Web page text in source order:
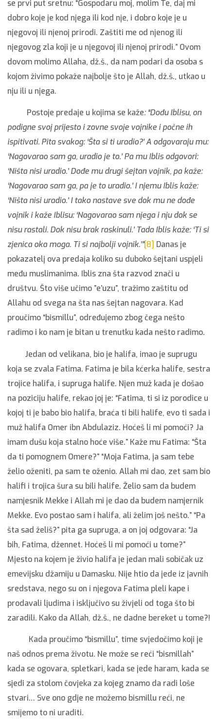
se prvi put sretnu: “Gospodaru moj, molim Te, daj mi
dobro koje je kod njega ili kod nje, i dobro koje je u
njegovoj ili njenoj prirodi. Zaštiti me od njenog ili
njegovog zla koji je u njegovoj ili njenoj prirodi.” Ovom
dovom molimo Allaha, dž.š., da nam podari da osoba s
kojom živimo pokaže najbolje što je Allah, dž.š., utkao u
nju ili u njega.
Postoje predaje u kojima se kaže: “Dođu Iblisu, on
podigne svoj prijesto i zovne svoje vojnike i počne ih
ispitivati. Pita svakog: ‘Šta si ti uradio?’ A odgovaraju mu:
‘Nagovarao sam ga, uradio je to.’ Pa mu Iblis odgovori:
‘Ništa nisi uradio.’ Dođe mu drugi šejtan vojnik, pa kaže:
‘Nagovarao sam ga, pa je to uradio.’ I njemu Iblis kaže:
‘Ništa nisi uradio.’ I tako nastave sve dok mu ne dođe
vojnik i kaže Iblisu: ‘Nagovarao sam njega i nju dok se
nisu rastali. Dok nisu brak raskinuli.’ Tada Iblis kaže: ‘Ti si
zjenica oka moga. Ti si najbolji vojnik.’”[8] Danas je
pokazatelj ova predaja koliko su duboko šejtani uspjeli
među muslimanima. Iblis zna šta razvod znači u
društvu. Što više učimo ”e’uzu”, tražimo zaštitu od
Allahu od svega na šta nas šejtan nagovara. Kad
proučimo “bismillu”, određujemo zbog čega nešto
radimo i ko nam je bitan u trenutku kada nešto radimo.
Jedan od velikana, bio je halifa, imao je suprugu
koja se zvala Fatima. Fatima je bila kćerka halife, sestra
trojice halifa, i supruga halife. Njen muž kada je došao
na poziciju halife, rekao joj je: “Fatima, ti si iz porodice u
kojoj ti je babo bio halifa, braća ti bili halife, evo ti sada i
muž halifa Omer ibn Abdulaziz. Hoćeš li mi pomoći? Ja
imam dušu koja stalno hoće više.” Kaže mu Fatima: “Šta
da ti pomognem Omere?” “Moja Fatima, ja sam tebe
želio oženiti, pa sam te oženio. Allah mi dao, zet sam bio
halifi i trojica šura su bili halife. Želio sam da budem
namjesnik Mekke i Allah mi je dao da budem namjernik
Mekke. Evo postao sam i halifa, ali želim još nešto.” “Pa
šta sad želiš?” pita ga supruga, a on joj odgovara: “Ja
bih, Fatima, džennet. Hoćeš li mi pomoći u tome?”
Mjesto na kojem je živio halifa je jedan mali sobičak uz
emevijsku džamiju u Damasku. Nije htio da jede iz javnih
sredstava, nego su on i njegova Fatima pleli kape i
prodavali ljudima i isključivo su živjeli od toga što bi
zaradili. Kako da Allah, dž.š., ne dadne bereket u tome?!
Kada proučimo “bismillu”, time svjedočimo koji je
naš odnos prema životu. Ne može se reći “bismillah”
kada se ogovara, spletkari, kada se jede haram, kada se
sjedi za stolom čovjeka za kojeg znamo da radi loše
stvari… Sve ono gdje ne možemo bismillu reći, ne
smijemo to ni uraditi.